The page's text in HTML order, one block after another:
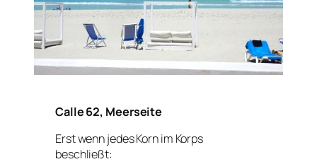
Calle 62, Meerseite
Erst wenn jedes Korn im Korps
beschließt: